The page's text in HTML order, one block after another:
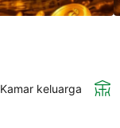
Kamar keluarga